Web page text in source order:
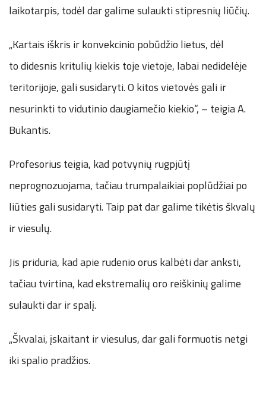
laikotarpis, todėl dar galime sulaukti stipresnių liūčių.
„Kartais iškris ir konvekcinio pobūdžio lietus, dėl
to didesnis kritulių kiekis toje vietoje, labai nedidelėje
teritorijoje, gali susidaryti. O kitos vietovės gali ir
nesurinkti to vidutinio daugiamečio kiekio“, – teigia A.
Bukantis.
Profesorius teigia, kad potvynių rugpjūtį
neprognozuojama, tačiau trumpalaikiai poplūdžiai po
liūties gali susidaryti. Taip pat dar galime tikėtis škvalų
ir viesulų.
Jis priduria, kad apie rudenio orus kalbėti dar anksti,
tačiau tvirtina, kad ekstremalių oro reiškinių galime
sulaukti dar ir spalį.
„Škvalai, įskaitant ir viesulus, dar gali formuotis netgi
iki spalio pradžios.